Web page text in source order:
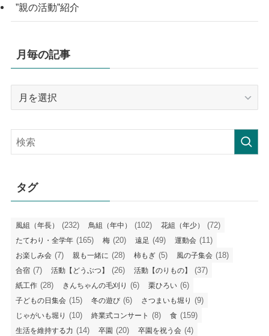
”親の活動”紹介
月毎の記事
記
事
タグ
風組（年長） (232) 鳥組（年中） (102) 花組（年少） (72)
たてわり・全学年 (165) 梅 (20) 遠足 (49) 運動会 (11)
お楽しみ会 (7) 親も一緒に (28) 柿もぎ (5) 風の子集会 (18)
合宿 (7) 活動【どうぶつ】 (26) 活動【のりもの】 (37)
紙工作 (28) きんちゃんの毛刈り (6) 栗ひろい (6)
子どもの日集会 (15) 冬の遊び (6) さつまいも堀り (9)
じゃがいも堀り (10) 終業式コンサート (8) 食 (159)
生活を維持する力 (14) 卒園 (20) 卒園を祝う会 (4)